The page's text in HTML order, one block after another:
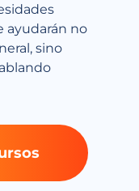
ayudarán no
sino